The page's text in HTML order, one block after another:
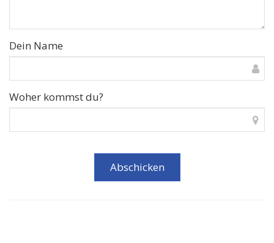
Dein Name
Woher kommst du?